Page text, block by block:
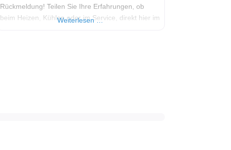
Rückmeldung! Teilen Sie Ihre Erfahrungen, ob
beim Heizen, Kühlen oder im Service, direkt hier im
Weiterlesen …